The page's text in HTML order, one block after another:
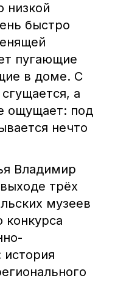
низкой
быстро
пугающие
в доме. С
а
ощущает: под
нечто
Владимир
трёх
музеев
конкурса